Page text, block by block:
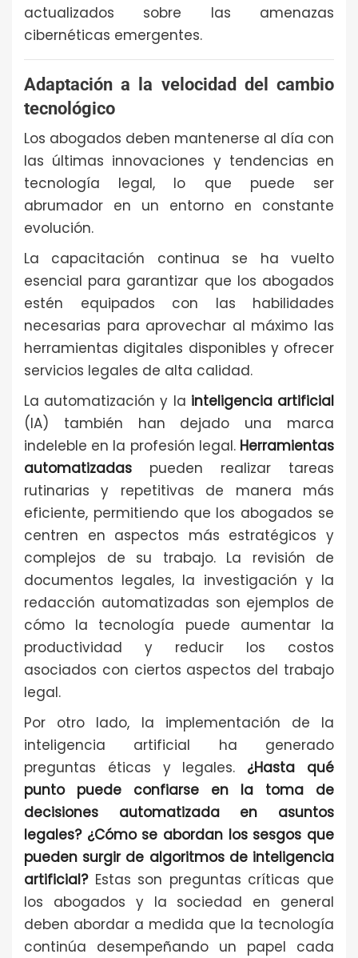
actualizados sobre las amenazas
cibernéticas emergentes.
Adaptación a la velocidad del cambio
tecnológico
Los abogados deben mantenerse al día con
las últimas innovaciones y tendencias en
tecnología legal, lo que puede ser
abrumador en un entorno en constante
evolución.
La capacitación continua se ha vuelto
esencial para garantizar que los abogados
estén equipados con las habilidades
necesarias para aprovechar al máximo las
herramientas digitales disponibles y ofrecer
servicios legales de alta calidad.
La automatización y la inteligencia artificial
(IA) también han dejado una marca
indeleble en la profesión legal. Herramientas
automatizadas pueden realizar tareas
rutinarias y repetitivas de manera más
eficiente, permitiendo que los abogados se
centren en aspectos más estratégicos y
complejos de su trabajo. La revisión de
documentos legales, la investigación y la
redacción automatizadas son ejemplos de
cómo la tecnología puede aumentar la
productividad y reducir los costos
asociados con ciertos aspectos del trabajo
legal.
Por otro lado, la implementación de la
inteligencia artificial ha generado
preguntas éticas y legales. ¿Hasta qué
punto puede confiarse en la toma de
decisiones automatizada en asuntos
legales? ¿Cómo se abordan los sesgos que
pueden surgir de algoritmos de inteligencia
artificial?Estas son preguntas críticas que
los abogados y la sociedad en general
deben abordar a medida que la tecnología
continúa desempeñando un papel cada